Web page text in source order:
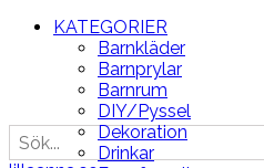
KATEGORIER
Barnkläder
Barnprylar
Barnrum
DIY/Pyssel
Dekoration
Drinkar